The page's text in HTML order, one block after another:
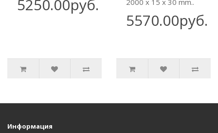
5250.00руб.
2000 x 15 x 30 mm..
5570.00руб.
Информация